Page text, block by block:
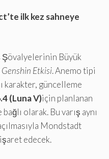
ilk kez sahneye
Şövalyelerinin Büyük
Genshin Etkisi. Anemo tipi
karakter, güncelleme
(Luna V)için planlanan
olarak. Bu varış aynı
Mondstadt
edecek.